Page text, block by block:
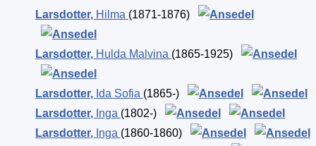
Larsdotter, Hilma (1871-1876)
Larsdotter, Hulda Malvina (1865-1925)
Larsdotter, Ida Sofia (1865-)
Larsdotter, Inga (1802-)
Larsdotter, Inga (1860-1860)